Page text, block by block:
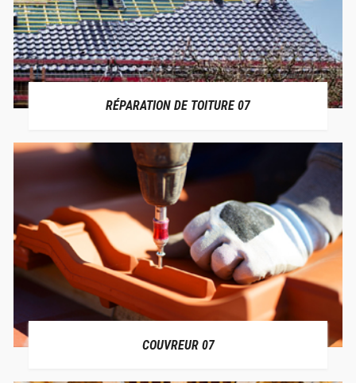
RÉPARATION DE TOITURE 07
COUVREUR 07